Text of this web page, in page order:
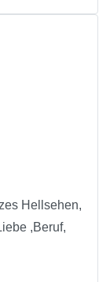
Hellsehen,
,Beruf,